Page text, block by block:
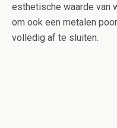
esthetische waarde van
om ook een metalen
volledig af te sluiten.